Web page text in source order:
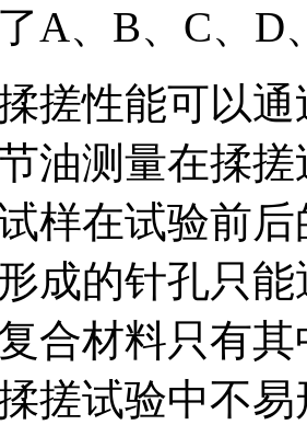
A、B、C、D
搓性能可以
油测量在揉
样在试验前
成的针孔只
合材料只有
搓试验中不